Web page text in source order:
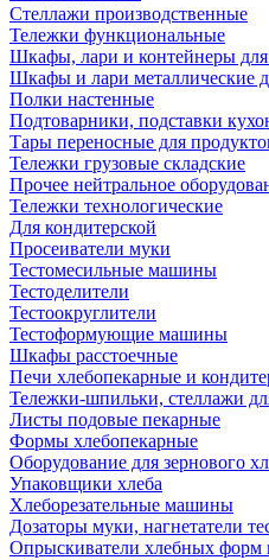
Стеллажи производственные
Тележки функциональные
Шкафы, лари и контейнеры для
Шкафы и лари металлические
Полки настенные
Подтоварники, подставки
Тары переносные для
Тележки грузовые складские
Прочее нейтральное
Тележки технологические
Для кондитерской
Просеиватели муки
Тестомесильные машины
Тестоделители
Тестоокруглители
Тестоформующие машины
Шкафы расстоечные
Печи хлебопекарные и
Тележки-шпильки, стеллажи
Листы подовые пекарные
Формы хлебопекарные
Оборудование для зернового
Упаковщики хлеба
Хлеборезательные машины
Дозаторы муки, нагнетатели
Опрыскиватели хлебных форм